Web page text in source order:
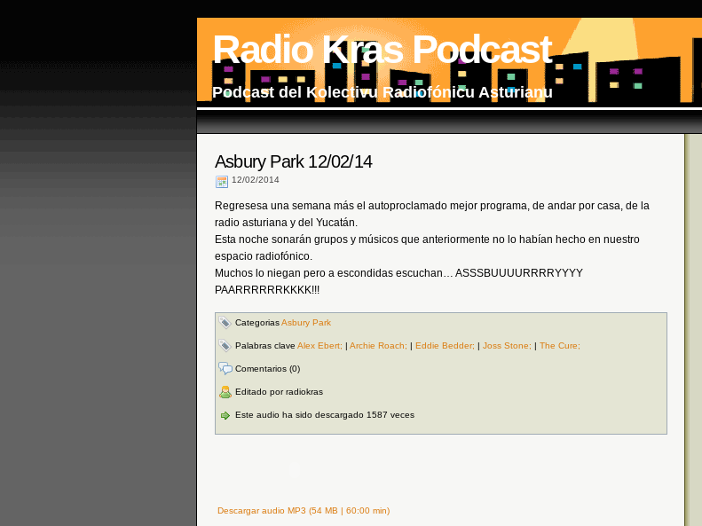
Radio Kras Podcast
Podcast del Kolectivu Radiofónicu Asturianu
Asbury Park 12/02/14
12/02/2014
Regresesa una semana más el autoproclamado mejor programa, de andar por casa, de la
radio asturiana y del Yucatán.
Esta noche sonarán grupos y músicos que anteriormente no lo habían hecho en nuestro
espacio radiofónico.
Muchos lo niegan pero a escondidas escuchan… ASSSBUUUURRRRYYYY
PAARRRRRRKKKK!!!
CategoriasAsbury Park
Palabras clave Alex Ebert; | Archie Roach; | Eddie Bedder; | Joss Stone; | The Cure;
Comentarios (0)
Editado por radiokras
Este audio ha sido descargado 1587 veces
Descargar audio MP3 (54 MB | 60:00 min)